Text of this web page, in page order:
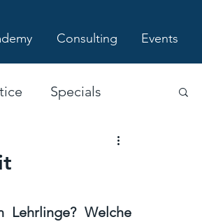
Consulting Events
Specials
Lehrlinge? Welche